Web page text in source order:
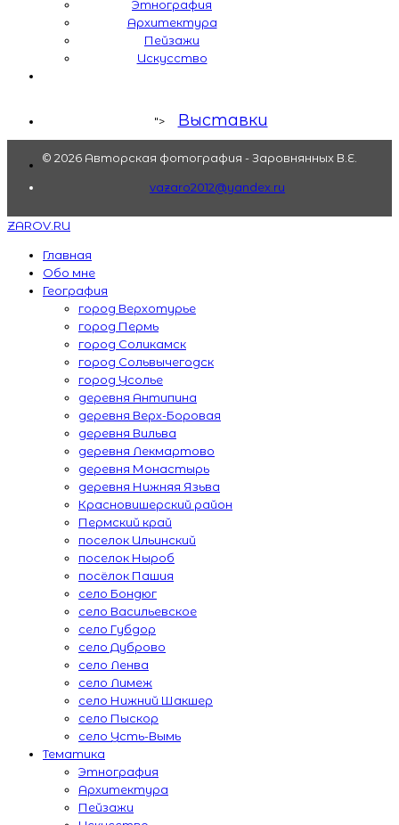
Этнография
Архитектура
Пейзажи
Искусство
"> Выставки
© 2026 Авторская фотография - Заровнянных В.Е.
vazaro2012@yandex.ru
ZAROV.RU
Главная
Обо мне
География
город Верхотурье
город Пермь
город Соликамск
город Сольвычегодск
город Усолье
деревня Антипина
деревня Верх-Боровая
деревня Вильва
деревня Лекмартово
деревня Монастырь
деревня Нижняя Язьва
Красновишерский район
Пермский край
поселок Ильинский
поселок Ныроб
посёлок Пашия
село Бондюг
село Васильевское
село Губдор
село Дуброво
село Ленва
село Лимеж
село Нижний Шакшер
село Пыскор
село Усть-Вымь
Тематика
Этнография
Архитектура
Пейзажи